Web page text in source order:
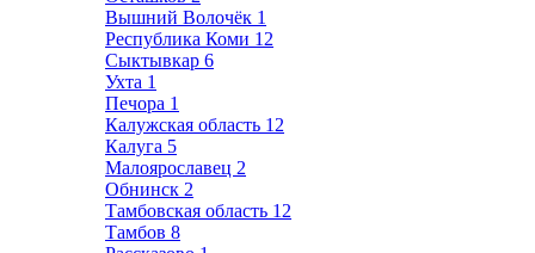
Вышний Волочёк 1
Республика Коми 12
Сыктывкар 6
Ухта 1
Печора 1
Калужская область 12
Калуга 5
Малоярославец 2
Обнинск 2
Тамбовская область 12
Тамбов 8